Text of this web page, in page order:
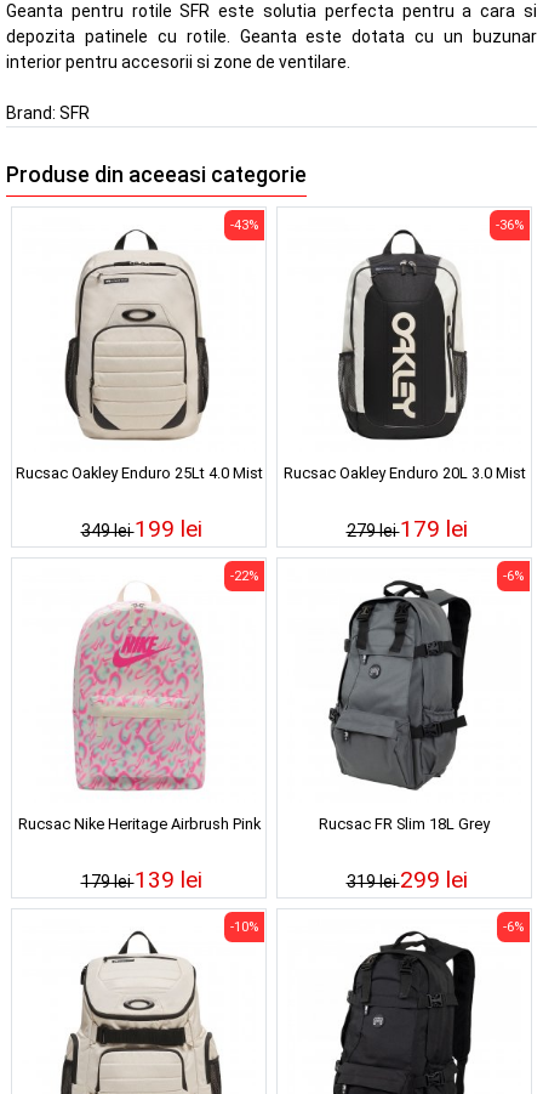
Geanta pentru rotile SFR este solutia perfecta pentru a cara si
depozita patinele cu rotile. Geanta este dotata cu un buzunar
interior pentru accesorii si zone de ventilare.
Brand: SFR
Produse din aceeasi categorie
Rucsac Oakley Enduro 25Lt 4.0 Mist
349 lei
-43%
199 lei
Rucsac Oakley Enduro 20L 3.0 Mist
279 lei
-36%
179 lei
Rucsac Nike Heritage Airbrush Pink
179 lei
-22%
139 lei
Rucsac FR Slim 18L Grey
319 lei
-6%
299 lei
-10% -6%